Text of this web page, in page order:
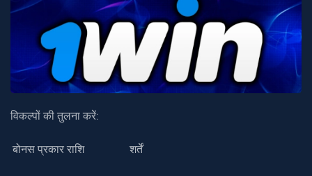
विकल्पों की तुलना करें:
बोनस प्रकार राशि शर्तें